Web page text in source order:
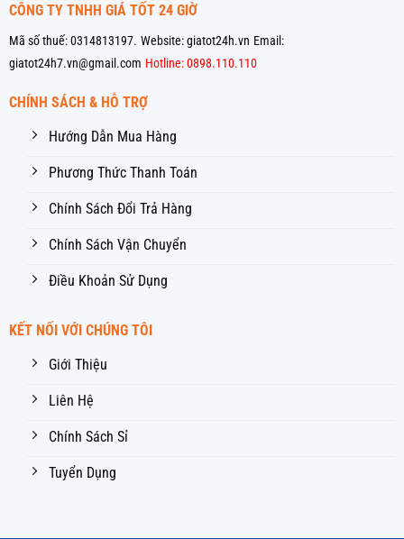
CÔNG TY TNHH GIÁ TỐT 24 GIỜ
Mã số thuế: 0314813197. Website: giatot24h.vn Email:
giatot24h7.vn@gmail.com Hotline: 0898.110.110
CHÍNH SÁCH & HỖ TRỢ
Hướng Dẫn Mua Hàng
Phương Thức Thanh Toán
Chính Sách Đổi Trả Hàng
Chính Sách Vận Chuyển
Điều Khoản Sử Dụng
KẾT NỐI VỚI CHÚNG TÔI
Giới Thiệu
Liên Hệ
Chính Sách Sỉ
Tuyển Dụng